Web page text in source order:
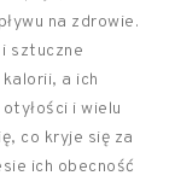
na zdrowie.
sztuczne
a ich
i wielu
co kryje się za
ich obecność